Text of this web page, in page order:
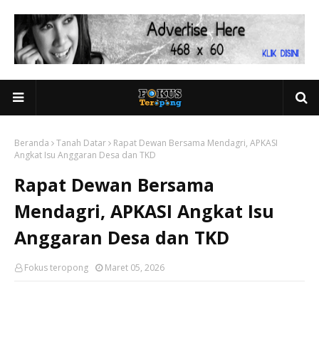
Beranda Tanah Datar
Rapat Dewan Bersama Mendagri, APKASI
Angkat Isu Anggaran Desa dan TKD
Rapat Dewan Bersama
Mendagri, APKASI Angkat Isu
Anggaran Desa dan TKD
Fokus teropong Maret 05, 2026